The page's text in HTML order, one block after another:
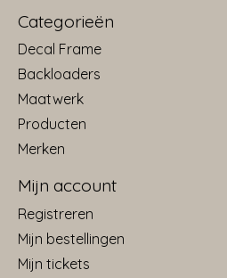
Categorieën
Decal Frame
Backloaders
Maatwerk
Producten
Merken
Mijn account
Registreren
Mijn bestellingen
Mijn tickets